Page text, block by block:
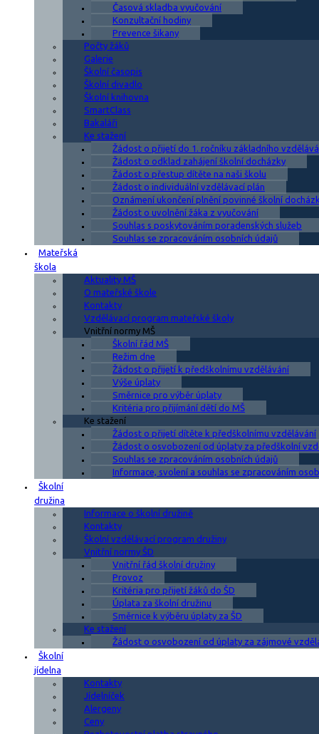
Časová skladba vyučování
Konzultační hodiny
Prevence šikany
Počty žáků
Galerie
Školní časopis
Školní divadlo
Školní knihovna
SmartClass
Bakaláři
Ke stažení
Žádost o přijetí do 1. ročníku základního
Žádost o odklad zahájení školní docházky
Žádost o přestup dítěte na naši školu
Žádost o individuální vzdělávací plán
Oznámení ukončení plnění povinné školní
Žádost o uvolnění žáka z vyučování
Souhlas s poskytováním poradenských služeb
Souhlas se zpracováním osobních údajů
Mateřská
škola
Aktuality MŠ
O mateřské škole
Kontakty
Vzdělávací program mateřské školy
Vnitřní normy MŠ
Školní řád MŠ
Režim dne
Žádost o přijetí k předškolnímu vzdělávání
Výše úplaty
Směrnice pro výběr úplaty
Kritéria pro přijímání dětí do MŠ
Ke stažení
Žádost o přijetí dítěte k předškolnímu vzdělávání
Žádost o osvobození od úplaty za předškolní
Souhlas se zpracováním osobních údajů
Informace, svolení a souhlas se zpracováním
Školní
družina
Informace o školní družině
Kontakty
Školní vzdělávací program družiny
Vnitřní normy ŠD
Vnitřní řád školní družiny
Provoz
Kritéria pro přijetí žáků do ŠD
Úplata za školní družinu
Směrnice k výběru úplaty za ŠD
Ke stažení
Žádost o osvobození od úplaty za zájmové
Školní
jídelna
Kontakty
Jídelníček
Alergeny
Ceny